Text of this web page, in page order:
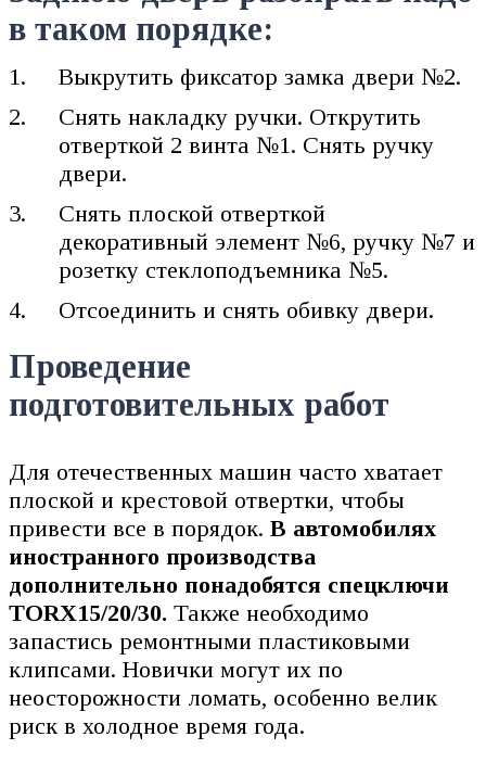
в таком порядке:
Выкрутить фиксатор замка двери №2.
Снять накладку ручки. Открутить
отверткой 2 винта №1. Снять ручку
двери.
Снять плоской отверткой
декоративный элемент №6, ручку №7 и
розетку стеклоподъемника №5.
Отсоединить и снять обивку двери.
Проведение
подготовительных работ
Для отечественных машин часто хватает
плоской и крестовой отвертки, чтобы
привести все в порядок. В автомобилях
иностранного производства
дополнительно понадобятся спецключи
TORX15/20/30. Также необходимо
запастись ремонтными пластиковыми
клипсами. Новички могут их по
неосторожности ломать, особенно велик
риск в холодное время года.